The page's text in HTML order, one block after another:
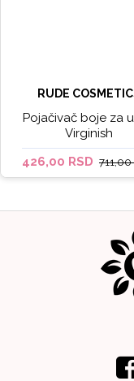
RUDE
Pojačivač boje za
Virginish
426,00 RSD 711,00